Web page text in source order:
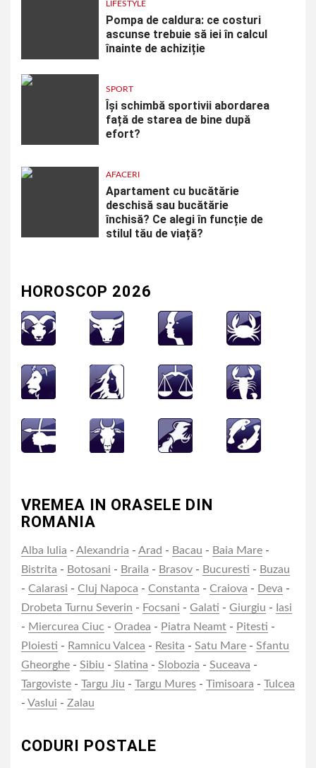
LIFESTYLE
Pompa de caldura: ce costuri
ascunse trebuie să iei în calcul
înainte de achiziție
SPORT
Își schimbă sportivii abordarea
față de starea de bine după
efort?
AFACERI
Apartament cu bucătărie
deschisă sau bucătărie
închisă? Ce alegi în funcție de
stilul tău de viață?
HOROSCOP 2026
VREMEA IN ORASELE DIN
ROMANIA
Alba Iulia - Alexandria - Arad - Bacau - Baia Mare -
Bistrita - Botosani - Braila - Brasov - Bucuresti - Buzau
- Calarasi - Cluj Napoca - Constanta - Craiova - Deva -
Drobeta Turnu Severin - Focsani - Galati - Giurgiu - Iasi
- Miercurea Ciuc - Oradea - Piatra Neamt - Pitesti -
Ploiesti - Ramnicu Valcea - Resita - Satu Mare - Sfantu
Gheorghe - Sibiu - Slatina - Slobozia - Suceava -
Targoviste - Targu Jiu - Targu Mures - Timisoara - Tulcea
- Vaslui - Zalau
CODURI POSTALE